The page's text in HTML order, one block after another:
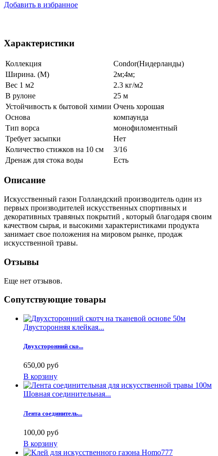
Добавить в избранное
Характеристики
Коллекция
Condor(Нидерланды)
Ширина. (М)
2м;4м;
Вес 1 м2
2.3 кг/м2
В рулоне
25 м
Устойчивость к бытовой химии Очень хорошая
Основа
компаунда
Тип ворса
монофиломентный
Требует засыпки
Нет
Количество стижков на 10 см
3/16
Дренаж для стока воды
Есть
Описание
Искусственный газон Голландский производитель один из
первых производителей искусственных спортивных и
декоративных травяных покрытий , который благодаря своим
качеством сырья, и высокими характеристиками продукта
занимает свое положения на мировом рынке, продаж
искусственной травы.
Отзывы
Еще нет отзывов.
Сопутствующие товары
Двусторонняя клейкая...
Двухсторонний ско...
650,00 руб
В корзину
Шовная соединительная...
Лента соединитель...
100,00 руб
В корзину